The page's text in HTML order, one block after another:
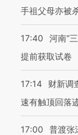
会，让数智科技“链”接产
手祖父母亦被
17:40
河南“
提前获取试卷
17:14
财新调
速有触顶回落
17:00
普渡张